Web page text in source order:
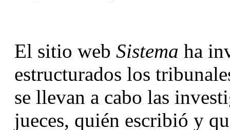
El sitio web Sistema ha
estructurados los
se llevan a cabo las
jueces, quién escribió y